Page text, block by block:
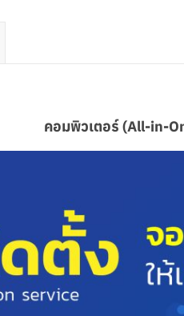
คอมพิวเตอร์ (All-in-